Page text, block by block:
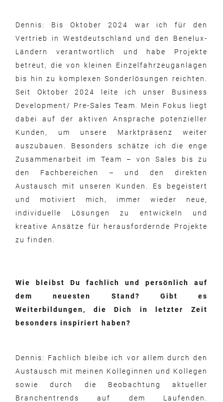
Dennis: Bis Oktober 2024 war ich für den
Vertrieb in Westdeutschland und den Benelux-
Ländern verantwortlich und habe Projekte
betreut, die von kleinen Einzelfahrzeuganlagen
bis hin zu komplexen Sonderlösungen reichten.
Seit Oktober 2024 leite ich unser Business
Development/ Pre-Sales Team. Mein Fokus liegt
dabei auf der aktiven Ansprache potenzieller
Kunden, um unsere Marktpräsenz weiter
auszubauen. Besonders schätze ich die enge
Zusammenarbeit im Team – von Sales bis zu
den Fachbereichen – und den direkten
Austausch mit unseren Kunden. Es begeistert
und motiviert mich, immer wieder neue,
individuelle Lösungen zu entwickeln und
kreative Ansätze für herausfordernde Projekte
zu finden.
Wie bleibst Du fachlich und persönlich auf
dem neuesten Stand? Gibt es
Weiterbildungen, die Dich in letzter Zeit
besonders inspiriert haben?
Dennis: Fachlich bleibe ich vor allem durch den
Austausch mit meinen Kolleginnen und Kollegen
sowie durch die Beobachtung aktueller
Branchentrends auf dem Laufenden.